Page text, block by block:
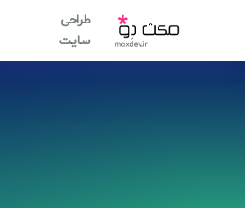
طراحی
سایت